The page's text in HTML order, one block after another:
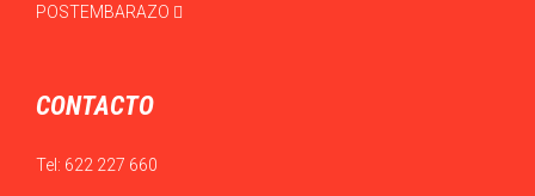
POSTEMBARAZO
CONTACTO
Tel: 622 227 660